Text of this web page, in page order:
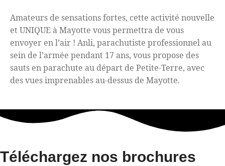
Amateurs de sensations fortes, cette activité nouvelle
et UNIQUE à Mayotte vous permettra de vous
envoyer en l’air ! Anli, parachutiste professionnel au
sein de l’armée pendant 17 ans, vous propose des
sauts en parachute au départ de Petite-Terre, avec
des vues imprenables au-dessus de Mayotte.
Téléchargez nos brochures